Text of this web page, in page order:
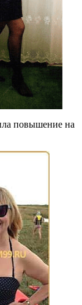
повышение на